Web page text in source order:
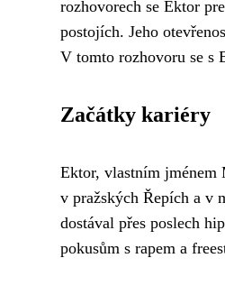
rozhovorech se Ektor
postojích. Jeho
V tomto rozhovoru se s
Začátky kariéry
Ektor, vlastním jménem
v pražských Řepích a v
dostával přes poslech
pokusům s rapem a